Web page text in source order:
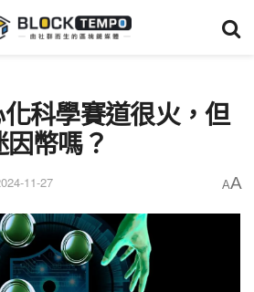
科學賽道很火，但
幣嗎？
11-27 AA